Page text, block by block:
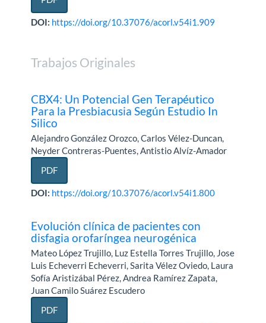
DOI: https://doi.org/10.37076/acorl.v54i1.909
Trabajos Originales
CBX4: Un Potencial Gen Terapéutico
Para la Presbiacusia Según Estudio In
Silico
Alejandro González Orozco, Carlos Vélez-Duncan,
Neyder Contreras-Puentes, Antistio Alvíz-Amador
PDF
DOI: https://doi.org/10.37076/acorl.v54i1.800
Evolución clínica de pacientes con
disfagia orofaríngea neurogénica
Mateo López Trujillo, Luz Estella Torres Trujillo, Jose
Luis Echeverri Echeverri, Sarita Vélez Oviedo, Laura
Sofía Aristizábal Pérez, Andrea Ramírez Zapata,
Juan Camilo Suárez Escudero
PDF